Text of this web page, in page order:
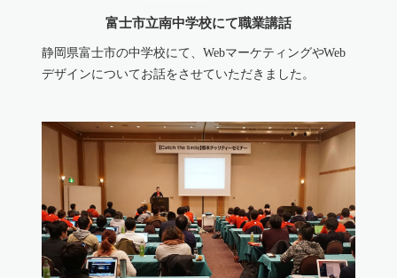
富士市立南中学校にて職業講話
静岡県富士市の中学校にて、WebマーケティングやWeb
デザインについてお話をさせていただきました。